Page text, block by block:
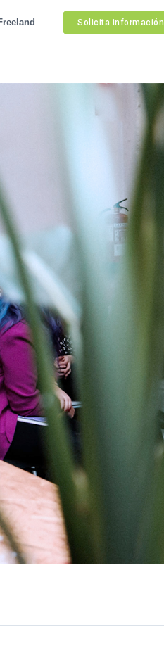
Solicita información